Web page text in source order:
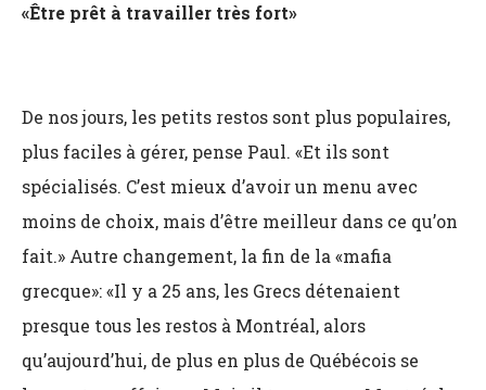
«Être prêt à travailler très fort»
De nos jours, les petits restos sont plus populaires,
plus faciles à gérer, pense Paul. «Et ils sont
spécialisés. C’est mieux d’avoir un menu avec
moins de choix, mais d’être meilleur dans ce qu’on
fait.» Autre changement, la fin de la «mafia
grecque»: «Il y a 25 ans, les Grecs détenaient
presque tous les restos à Montréal, alors
qu’aujourd’hui, de plus en plus de Québécois se